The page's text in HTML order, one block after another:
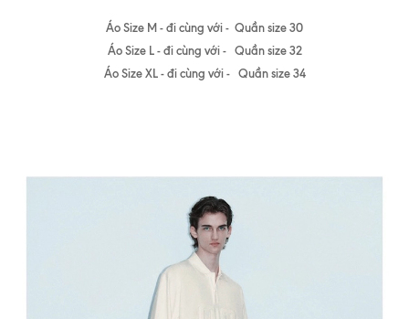
Áo Size M - đi cùng với - Quần size 30
Áo Size L - đi cùng với - Quần size 32
Áo Size XL - đi cùng với - Quần size 34